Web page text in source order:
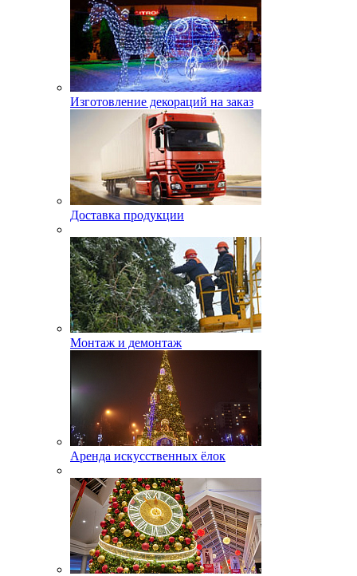
Изготовление декораций на заказ
Доставка продукции
Монтаж и демонтаж
Аренда искусственных ёлок